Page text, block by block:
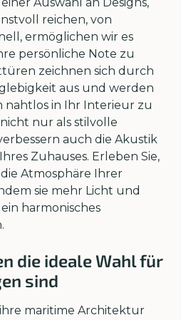
reichen, von
ermöglichen wir es
persönliche Note zu
zeichnen sich durch
aus und werden
nahtlos in Ihr Interieur zu
nur als stilvolle
auch die Akustik
Zuhauses. Erleben Sie,
Atmosphäre Ihrer
sie mehr Licht und
harmonisches
die ideale Wahl für
sind
maritime Architektur